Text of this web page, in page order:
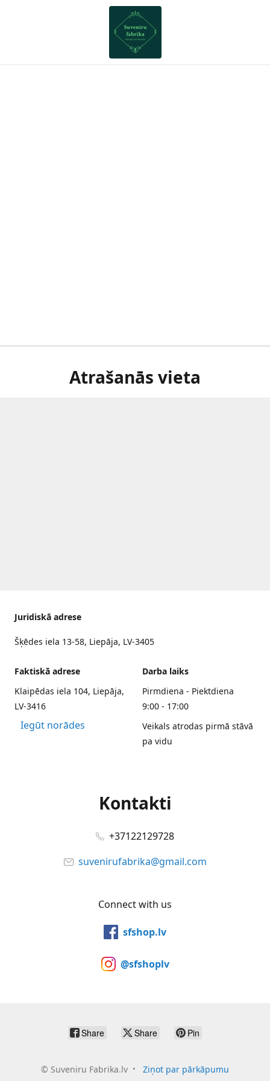
Atrašanās vieta
Juridiskā adrese
Šķēdes iela 13-58, Liepāja, LV-3405
Faktiskā adrese
Klaipēdas iela 104, Liepāja,
LV-3416
Iegūt norādes
Darba laiks
Pirmdiena - Piektdiena
9:00 - 17:00
Veikals atrodas pirmā stāvā
pa vidu
Kontakti
+37122129728
suvenirufabrika@gmail.com
Connect with us
sfshop.lv
@sfshoplv
Share Share Pin
© Suveniru Fabrika.lv Ziņot par pārkāpumu